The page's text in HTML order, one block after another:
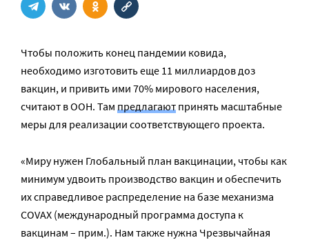
Чтобы положить конец пандемии ковида,
необходимо изготовить еще 11 миллиардов доз
вакцин, и привить ими 70% мирового населения,
считают в ООН. Там предлагают принять масштабные
меры для реализации соответствующего проекта.
«Миру нужен Глобальный план вакцинации, чтобы как
минимум удвоить производство вакцин и обеспечить
их справедливое распределение на базе механизма
COVAX (международный программа доступа к
вакцинам – прим.). Нам также нужна Чрезвычайная